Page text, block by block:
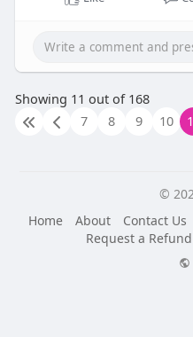
Showing 11 out of 168
7
8 9 10
©
Home
About Contact Us
Request a Refund